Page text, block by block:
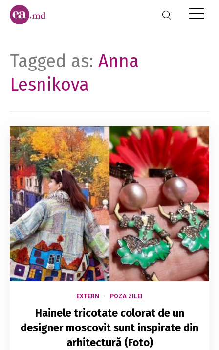
Tagged as: Anna
Lesnikova
EXTERN POZA ZILEI
Hainele tricotate colorat de un
designer moscovit sunt inspirate din
arhitectură (Foto)